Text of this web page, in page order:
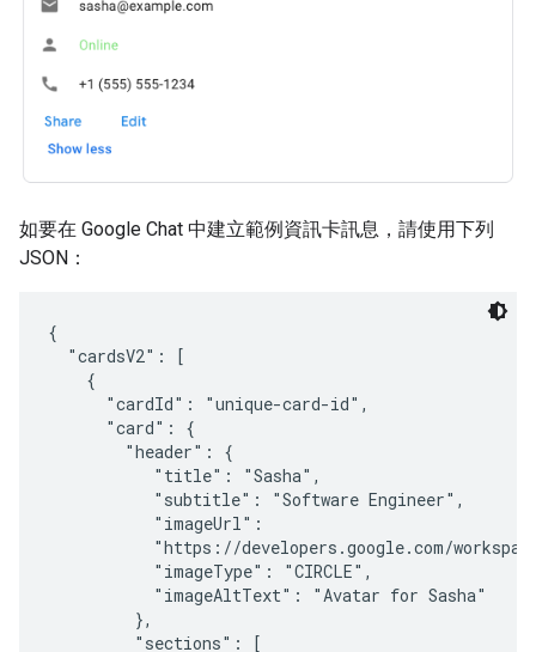
如要在 Google Chat 中建立範例資訊卡訊息，請使用下列
JSON：
{
  "cardsV2": [
    {
      "cardId": "unique-card-id",
      "card": {
        "header": {
           "title": "Sasha",
           "subtitle": "Software Engineer",
           "imageUrl":
"https://developers.google.com/
           "imageType": "CIRCLE",
           "imageAltText": "Avatar for Sasha"
         },
         "sections": [